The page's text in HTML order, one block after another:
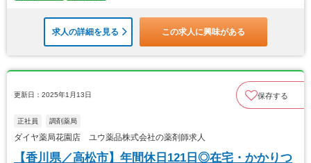
求人の詳細を見る この求人に興味がある
更新日：2025年1月13日 保存する
正社員 調剤薬局
ダイヤ薬局花園店 ユウ薬品株式会社の薬剤師求人
【香川県／高松市】年間休日121日◎在宅・かかりつ